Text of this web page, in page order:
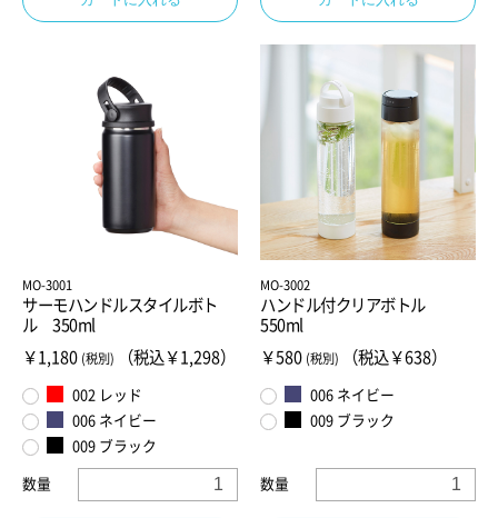
MO-3001
サーモハンドルスタイルボト
ル 350ml
￥1,180 (税別) （税込￥1,298）
002 レッド
006 ネイビー
009 ブラック
数量
MO-3002
ハンドル付クリアボトル
550ml
￥580 (税別) （税込￥638）
006 ネイビー
009 ブラック
数量
お買い物を続ける カートへ進む